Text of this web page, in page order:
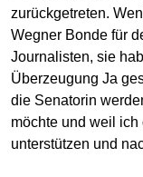
zurückgetreten.
Wegner Bonde für
Journalisten, sie
Überzeugung Ja
die Senatorin
möchte und weil
unterstützen und